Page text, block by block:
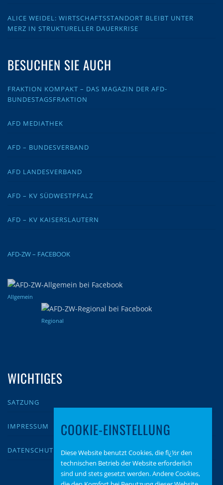
ALICE WEIDEL: WIRTSCHAFTSSTANDORT BLEIBT UNTER
MERZ IN STRUKTURELLER DAUERKRISE
BESUCHEN SIE AUCH
FRAKTION KOMPAKT – DAS MAGAZIN DER AFD-
BUNDESTAGSFRAKTION
AFD MEDIATHEK
AFD – BUNDESVERBAND
AFD LANDESVERBAND
AFD – KV SÜDWESTPFALZ
AFD – KV KAISERSLAUTERN
AFD-ZW – FACEBOOK
Allgemein
Regional
WICHTIGES
SATZUNG
IMPRESSUM
DATENSCHUTZ
COOKIE-EINSTELLUNG
Diese Website benutzt Cookies, die fï¿½r den
technischen Betrieb der Website erforderlich
sind und stets gesetzt werden. Andere Cookies,